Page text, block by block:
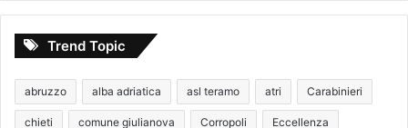
Trend Topic
abruzzo alba adriatica asl teramo atri Carabinieri
chieti comune giulianova Corropoli Eccellenza